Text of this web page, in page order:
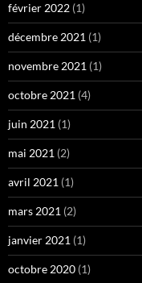
février 2022 (1)
décembre 2021 (1)
novembre 2021 (1)
octobre 2021 (4)
juin 2021 (1)
mai 2021 (2)
avril 2021 (1)
mars 2021 (2)
janvier 2021 (1)
octobre 2020 (1)